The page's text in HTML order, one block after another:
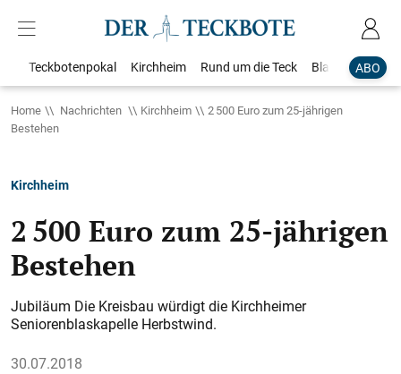
ABO
Teckbotenpokal Kirchheim Rund um die Teck Blaulicht
Home Nachrichten Kirchheim
2 500 Euro zum 25-jährigen
Bestehen
Kirchheim
2 500 Euro zum 25-jährigen
Bestehen
Jubiläum Die Kreisbau würdigt die Kirchheimer
Seniorenblaskapelle Herbstwind.
30.07.2018